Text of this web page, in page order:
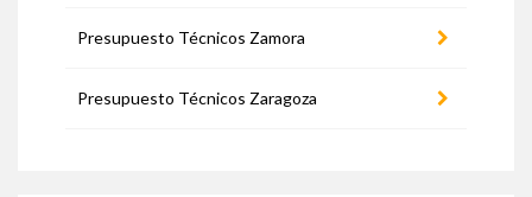
Presupuesto Técnicos Zamora
Presupuesto Técnicos Zaragoza